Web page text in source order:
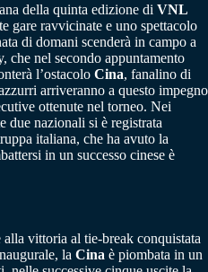
della quinta edizione di VNL
gare ravvicinate e uno spettacolo
di domani scenderà in campo a
che nel secondo appuntamento
l’ostacolo Cina, fanalino di
arriveranno a questo impegno
ottenute nel torneo. Nei
due nazionali si è registrata
italiana, che ha avuto la
in un successo cinese è
vittoria al tie-break conquistata
la Cina è piombata in un